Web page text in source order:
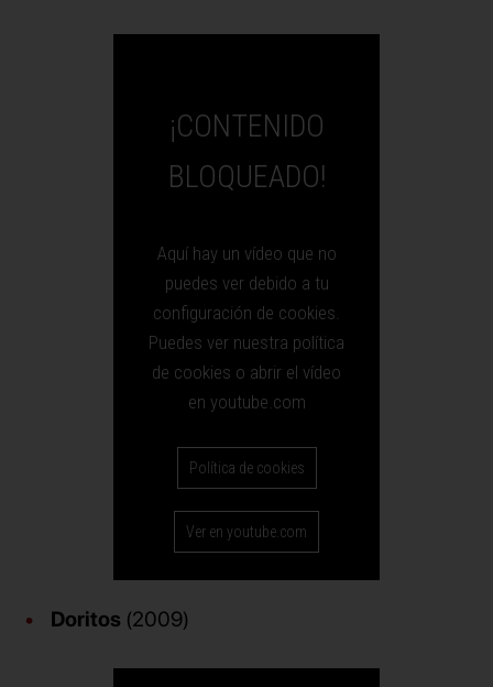
¡CONTENIDO
BLOQUEADO!
Aquí hay un vídeo que no
puedes ver debido a tu
configuración de cookies.
Puedes ver nuestra política
de cookies o abrir el vídeo
en youtube.com
Política de cookies
Ver en youtube.com
Doritos (2009)